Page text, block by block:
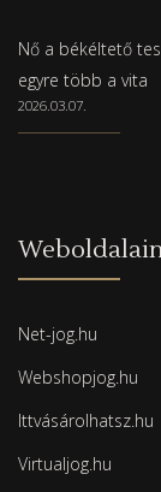
Nő a békéltető
egyre több a vita
2026.03.07.
Net-jog.hu
Webshopjog.hu
Ittvásárolhatsz.hu
Virtualjog.hu